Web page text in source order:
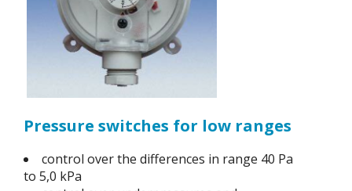
Pressure switches for low ranges
control over the differences in range 40 Pa
to 5,0 kPa